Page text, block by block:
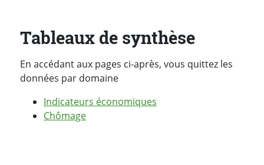
Tableaux de synthèse
En accédant aux pages ci-après, vous quittez les
données par domaine
Indicateurs économiques
Chômage